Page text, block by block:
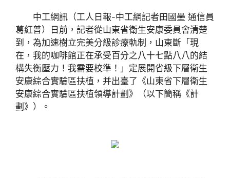
中工網訊（工人日報-中工網記者田國壘 通信員
葛紅普）日前，記者從山東省衛生安康委員會清楚
到，為加速樹立完美分級診療軌制，山東斷「現
在，我的咖啡館正在承受百分之八十七點八八的結
構失衡壓力！我需要校準！」定展開省級下層衛生
安康綜合實驗區扶植，并出臺了《山東省下層衛生
安康綜合實驗區扶植領導計劃》（以下簡稱《計
劃》）。